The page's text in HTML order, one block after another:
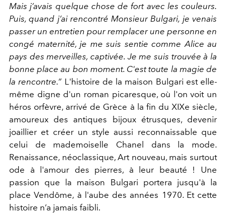
Mais j’avais quelque chose de fort avec les couleurs.
Puis, quand j’ai rencontré Monsieur Bulgari, je venais
passer un entretien pour remplacer une personne en
congé maternité, je me suis sentie comme Alice au
pays des merveilles, captivée. Je me suis trouvée à la
bonne place au bon moment. C'est toute la magie de
la rencontre.” L'histoire de la maison Bulgari est elle-
même digne d'un roman picaresque, où l'on voit un
héros orfèvre, arrivé de Grèce à la fin du XIXe siècle,
amoureux des antiques bijoux étrusques, devenir
joaillier et créer un style aussi reconnaissable que
celui de mademoiselle Chanel dans la mode.
Renaissance, néoclassique, Art nouveau, mais surtout
ode à l'amour des pierres, à leur beauté ! Une
passion que la maison Bulgari portera jusqu'à la
place Vendôme, à l'aube des années 1970. Et cette
histoire n’a jamais faibli.